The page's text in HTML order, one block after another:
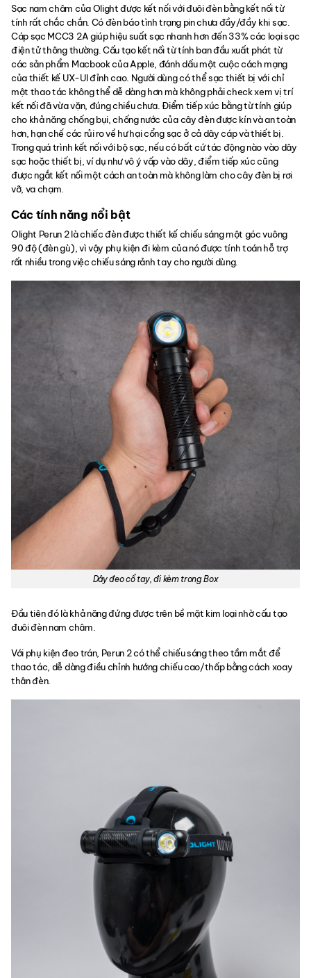
Sạc nam châm của Olight được kết nối với đuôi đèn bằng kết nối từ
tính rất chắc chắn. Có đèn báo tình trạng pin chưa đầy/đầy khi sạc.
Cáp sạc MCC3 2A giúp hiệu suất sạc nhanh hơn đến 33% các loại sạc
điện tử thông thường. Cấu tạo kết nối từ tính ban đầu xuất phát từ
các sản phẩm Macbook của Apple, đánh dấu một cuộc cách mạng
của thiết kế UX-UI đỉnh cao. Người dùng có thể sạc thiết bị với chỉ
một thao tác không thể dễ dàng hơn mà không phải check xem vị trí
kết nối đã vừa vặn, đúng chiều chưa. Điểm tiếp xúc bằng từ tính giúp
cho khả năng chống bụi, chống nước của cây đèn được kín và an toàn
hơn, hạn chế các rủi ro về hư hại cổng sạc ở cả dây cáp và thiết bị.
Trong quá trình kết nối với bộ sạc, nếu có bất cứ tác động nào vào dây
sạc hoặc thiết bị, ví dụ như vô ý vấp vào dây, điểm tiếp xúc cũng
được ngắt kết nối một cách an toàn mà không làm cho cây đèn bị rơi
vỡ, va chạm.
Các tính năng nổi bật
Olight Perun 2 là chiếc đèn được thiết kế chiếu sáng một góc vuông
90 độ (đèn gù), vì vậy phụ kiện đi kèm của nó được tính toán hỗ trợ
rất nhiều trong việc chiếu sáng rảnh tay cho người dùng.
Dây đeo cổ tay, đi kèm trong Box
Đầu tiên đó là khả năng đứng được trên bề mặt kim loại nhờ cấu tạo
đuôi đèn nam châm.
Với phụ kiện đeo trán, Perun 2 có thể chiếu sáng theo tầm mắt để
thao tác, dễ dàng điều chỉnh hướng chiếu cao/thấp bằng cách xoay
thân đèn.